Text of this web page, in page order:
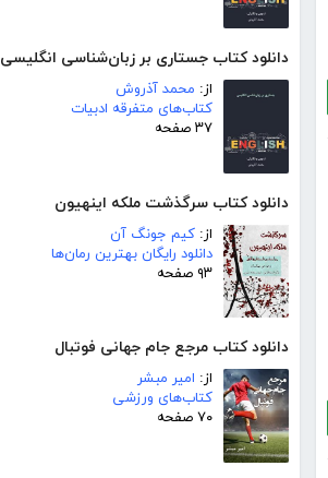
دانلود کتاب جستاری بر زبان‌شناسی انگلیسی
از: محمد آذروش
کتاب‌های متفرقه ادبیات
۳۷ صفحه
دانلود کتاب سرگذشت ملکه اینهیون
از: کیم جونگ آن
دانلود رایگان بهترین رمان‌ها
۹۳ صفحه
دانلود کتاب مرجع جام جهانی فوتبال
از: امیر مبشر
کتاب‌های ورزشی
۷۰ صفحه